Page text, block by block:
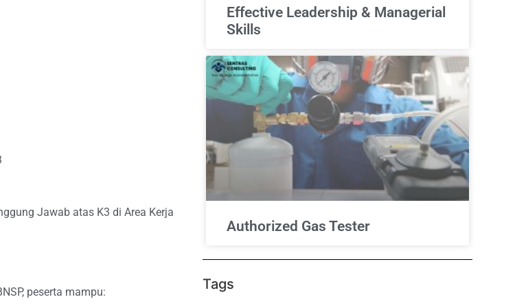
Jawab atas K3 di Area Kerja
peserta mampu:
Effective Leadership & Managerial
Skills
Authorized Gas Tester
Tags